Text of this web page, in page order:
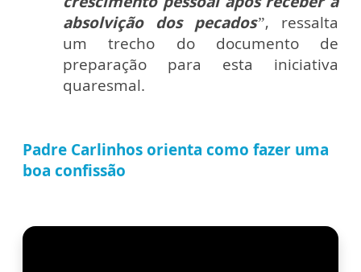
absolvição dos pecados”, ressalta
um trecho do documento de
preparação para esta iniciativa
quaresmal.
Padre Carlinhos orienta como fazer uma
boa confissão